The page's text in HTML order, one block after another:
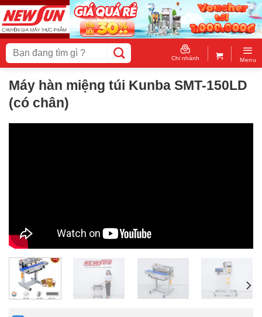
Skip
to
content
Tìm
kiếm:
Chi nhánh Menu
Máy hàn miệng túi Kunba SMT-150LD
(có chân)